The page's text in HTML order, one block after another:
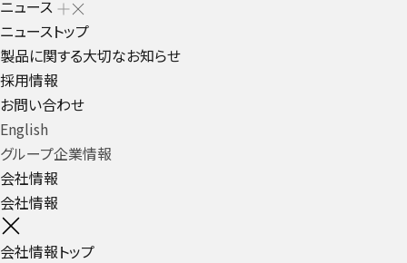
ニュース
ニューストップ
製品に関する大切なお知らせ
採用情報
お問い合わせ
English
グループ企業情報
会社情報
会社情報
会社情報トップ